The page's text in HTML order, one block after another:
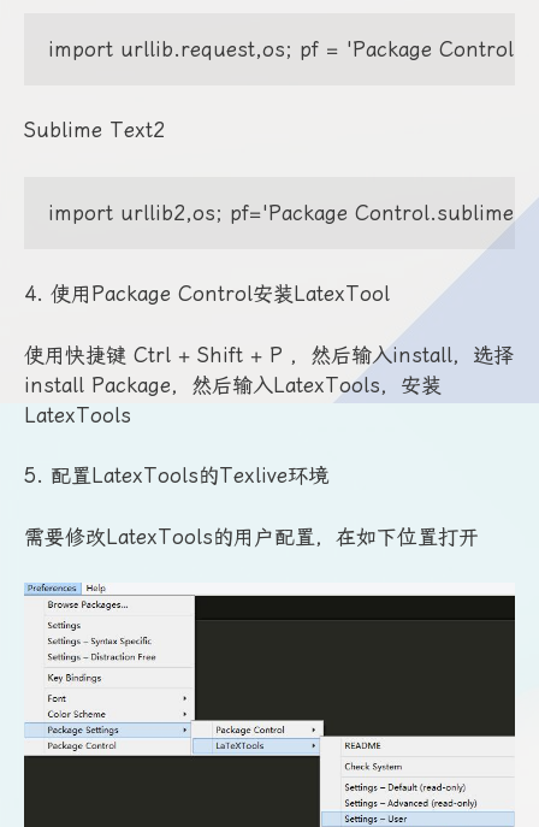
import urllib.request,os; pf = 'Package
Sublime Text2
import urllib2,os; pf='Package Control.sublime-
4. 使用Package Control安装LatexTool
使用快捷键 Ctrl + Shift + P ，然后输入install，选择
install Package，然后输入LatexTools，安装
LatexTools
5. 配置LatexTools的Texlive环境
需要修改LatexTools的用户配置，在如下位置打开